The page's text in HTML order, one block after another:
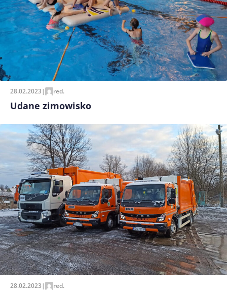
28.02.2023| red.
Udane zimowisko
28.02.2023| red.